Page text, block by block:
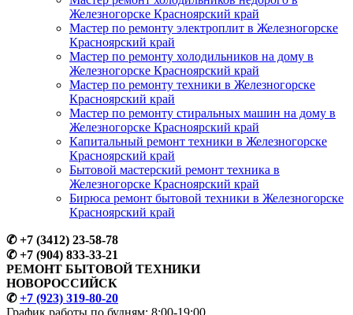
Железногорске Красноярский край
Мастер по ремонту электроплит в Железногорске
Красноярский край
Мастер по ремонту холодильников на дому в
Железногорске Красноярский край
Мастер по ремонту техники в Железногорске
Красноярский край
Мастер по ремонту стиральных машин на дому в
Железногорске Красноярский край
Капитальный ремонт техники в Железногорске
Красноярский край
Бытовой мастерский ремонт техника в
Железногорске Красноярский край
Бирюса ремонт бытовой техники в Железногорске
Красноярский край
✆ +7 (3412) 23-58-78
✆+7 (904) 833-33-21
РЕМОНТ БЫТОВОЙ ТЕХНИКИ
НОВОРОССИЙСК
✆ +7 (923) 319-80-20
График работы по будням: 8:00-19:00